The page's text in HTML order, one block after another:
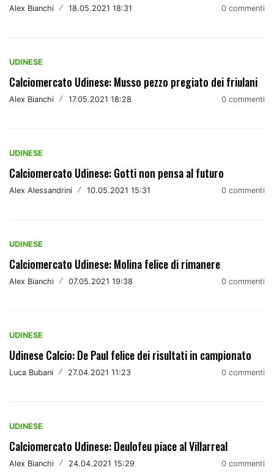
Alex Bianchi / 18.05.2021 18:31 0 commenti
UDINESE
Calciomercato Udinese: Musso pezzo pregiato dei friulani
Alex Bianchi / 17.05.2021 18:28 0 commenti
UDINESE
Calciomercato Udinese: Gotti non pensa al futuro
Alex Alessandrini / 10.05.2021 15:31 0 commenti
UDINESE
Calciomercato Udinese: Molina felice di rimanere
Alex Bianchi / 07.05.2021 19:38 0 commenti
UDINESE
Udinese Calcio: De Paul felice dei risultati in campionato
Luca Bubani / 27.04.2021 11:23 0 commenti
UDINESE
Calciomercato Udinese: Deulofeu piace al Villarreal
Alex Bianchi / 24.04.2021 15:29 0 commenti